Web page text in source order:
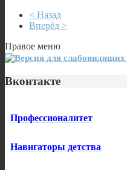
< Назад
Вперёд >
Правое меню
Вконтакте
Профессионалитет
Навигаторы детства